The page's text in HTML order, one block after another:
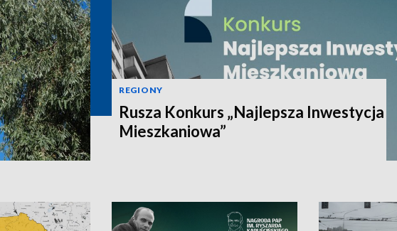
REGIONY
Rusza Konkurs „Najlepsza Inwestycja
Mieszkaniowa”